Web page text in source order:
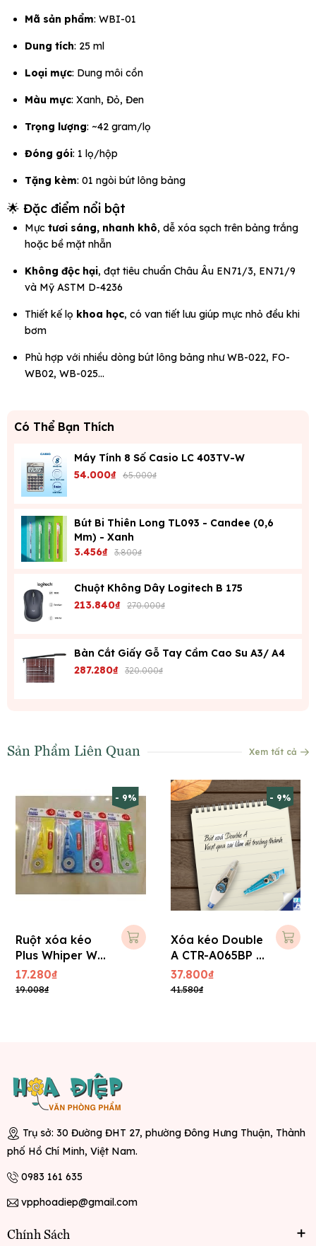
Mã sản phẩm: WBI-01
Dung tích: 25 ml
Loại mực: Dung môi cồn
Màu mực: Xanh, Đỏ, Đen
Trọng lượng: ~42 gram/lọ
Đóng gói: 1 lọ/hộp
Tặng kèm: 01 ngòi bút lông bảng
🌟 Đặc điểm nổi bật
Mực tươi sáng, nhanh khô, dễ xóa sạch trên bảng trắng
hoặc bề mặt nhẵn
Không độc hại, đạt tiêu chuẩn Châu Âu EN71/3, EN71/9
và Mỹ ASTM D-4236
Thiết kế lọ khoa học, có van tiết lưu giúp mực nhỏ đều khi
bơm
Phù hợp với nhiều dòng bút lông bảng như WB-022, FO-
WB02, WB-025...
Có Thể Bạn Thích
Máy Tính 8 Số Casio LC 403TV-W
54.000₫ 65.000₫
Bút Bi Thiên Long TL093 - Candee (0,6
Mm) - Xanh
3.456₫ 3.800₫
Chuột Không Dây Logitech B 175
213.840₫ 270.000₫
Bàn Cắt Giấy Gỗ Tay Cầm Cao Su A3/ A4
287.280₫ 320.000₫
Sản Phẩm Liên Quan Xem tất cả
- 9%
Ruột xóa kéo
Plus Whiper WH
- 105TR
17.280₫
19.008₫
- 9%
Xóa kéo Double
A CTR-A065BP -
Kèm ruột
37.800₫
41.580₫
Trụ sở: 30 Đường ĐHT 27, phường Đông Hưng Thuận, Thành
phố Hồ Chí Minh, Việt Nam.
0983 161 635
vpphoadiep@gmail.com
Chính Sách